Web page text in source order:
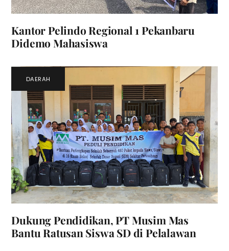
Kantor Pelindo Regional 1 Pekanbaru
Didemo Mahasiswa
DAERAH
Dukung Pendidikan, PT Musim Mas
Bantu Ratusan Siswa SD di Pelalawan